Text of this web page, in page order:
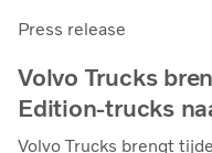
Press release
Volvo Trucks
Edition-trucks
Volvo Trucks brengt